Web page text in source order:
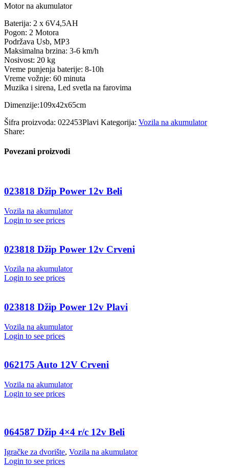
Motor na akumulator
Baterija: 2 x 6V4,5AH
Pogon: 2 Motora
Podržava Usb, MP3
Maksimalna brzina: 3-6 km/h
Nosivost: 20 kg
Vreme punjenja baterije: 8-10h
Vreme vožnje: 60 minuta
Muzika i sirena, Led svetla na farovima
Dimenzije:109x42x65cm
Šifra proizvoda: 022453Plavi Kategorija: Vozila na akumulator
Share:
Povezani proizvodi
023818 Džip Power 12v Beli
Vozila na akumulator
Login to see prices
023818 Džip Power 12v Crveni
Vozila na akumulator
Login to see prices
023818 Džip Power 12v Plavi
Vozila na akumulator
Login to see prices
062175 Auto 12V Crveni
Vozila na akumulator
Login to see prices
064587 Džip 4×4 r/c 12v Beli
Igračke za dvorište, Vozila na akumulator
Login to see prices